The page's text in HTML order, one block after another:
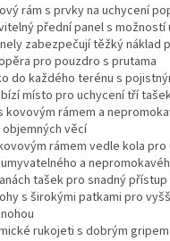
rám s prvky na uchycení
přední panel s
zabezpečují těžký náklad
pro pouzdro s prutama
do každého terénu s
místo pro uchycení tří
kovovým rámem a
věcí
rámem vedle kola
a
tašek pro snadný
s širokými patkami pro
rukojeti s dobrým gripem